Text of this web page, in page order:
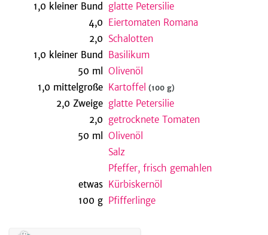
1,0 kleiner Bund
glatte Petersilie
4,0 Eiertomaten Romana
2,0 Schalotten
1,0 kleiner Bund
Basilikum
50 ml
Olivenöl
1,0 mittelgroße Kartoffel (100 g)
2,0 Zweige glatte Petersilie
2,0 getrocknete Tomaten
50 ml
Olivenöl
Salz
Pfeffer, frisch gemahlen
etwas Kürbiskernöl
100 g Pfifferlinge